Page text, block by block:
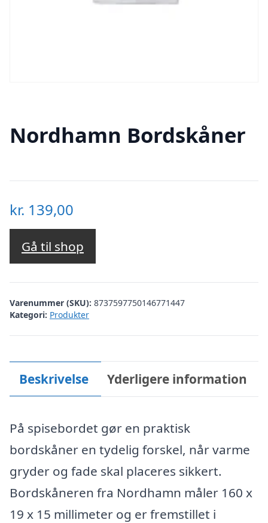
Nordhamn Bordskåner
kr. 139,00
Gå til shop
Varenummer (SKU): 8737597750146771447
Kategori: Produkter
Beskrivelse Yderligere information
På spisebordet gør en praktisk
bordskåner en tydelig forskel, når varme
gryder og fade skal placeres sikkert.
Bordskåneren fra Nordhamn måler 160 x
19 x 15 millimeter og er fremstillet i